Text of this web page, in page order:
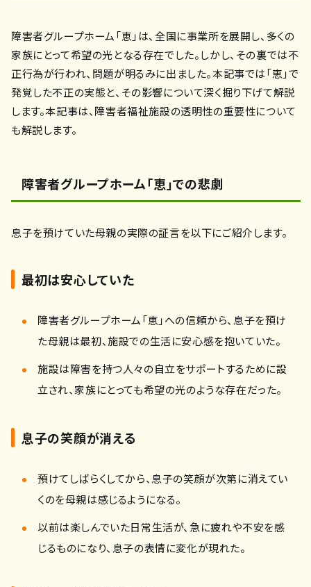
障害者グループホーム「恵」は、全国に事業所を展開し、多くの
家族にとって希望の光となる存在でした。しかし、その裏では不
正行為が行われ、問題が明るみに出ました。本記事では「恵」で
発覚した不正の実態と、その影響について深く掘り下げて解説
します。本記事は、障害者福祉施設の透明性の重要性について
も解説します。
障害者グループホーム「恵」での悲劇
息子を預けていた母親の実際の証言を以下にご紹介します。
最初は安心していた
障害者グループホーム「恵」への信頼から、息子を預け
た母親は最初、施設での生活に安心感を抱いていた。
施設は障害を持つ人々の自立をサポートするために設
立され、家族にとっても希望の光のような存在だった。
息子の笑顔が消える
預けてしばらくしてから、息子の笑顔が次第に消えてい
くのを母親は感じるようになる。
以前は楽しんでいた日常生活が、急に疲れや不安を感
じるものになり、息子の表情に変化が現れた。